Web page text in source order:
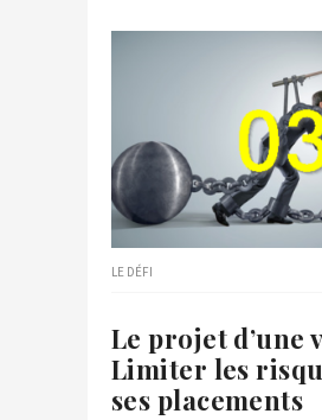
LE DÉFI
Le projet d’une
Limiter les
ses placements